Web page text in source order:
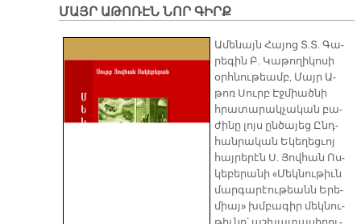
ՄԱՅՐ ԱԹՈՌԷՆ ՆՈՐ ԳԻՐՔ
Ա­մե­նայն Հա­յոց Տ.Տ. Գա­
րե­գին Բ. Կա­թո­ղի­կո­սի
օրհ­նու­թեամբ, Մայր Ա­
թոռ Սուրբ Էջ­միած­նի
հրա­տա­րակ­չա­կան բա­
ժի­նը լոյս ըն­ծա­յեց Ընդ­
հան­րա­կան Ե­կե­ղեց­ւոյ
հայ­րե­րէն Ս. Յով­հան Ոս­
կե­բե­րա­նի «Մեկ­նու­թիւն
մար­գա­րէու­թեանն Ե­րե­
միայ» խմբա­գիր մեկ­նու­